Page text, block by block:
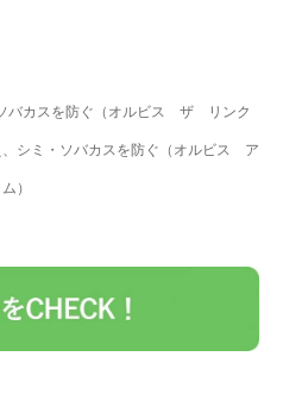
バカスを防ぐ（オルビス ザ リンク
シミ・ソバカスを防ぐ（オルビス ア
）